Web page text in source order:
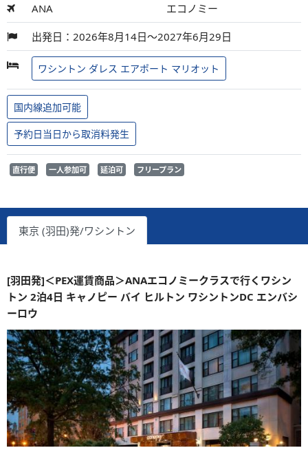
ANA エコノミー
出発日：2026年8月14日～2027年6月29日
ワシントン ダレス エアポート マリオット
国内線追加可能
予約日当日から取消料発生
直行便 一人参加可 延泊可 フリープラン
東京 (羽田)発/ワシントン
[羽田発]＜PEX運賃商品＞ANAエコノミークラスで行くワシン
トン 2泊4日 キャノピー バイ ヒルトン ワシントンDC エンバシ
ーロウ